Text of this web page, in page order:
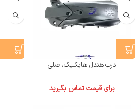
درب هندل هایکلیک،اصلی
برای قیمت تماس بگیرید